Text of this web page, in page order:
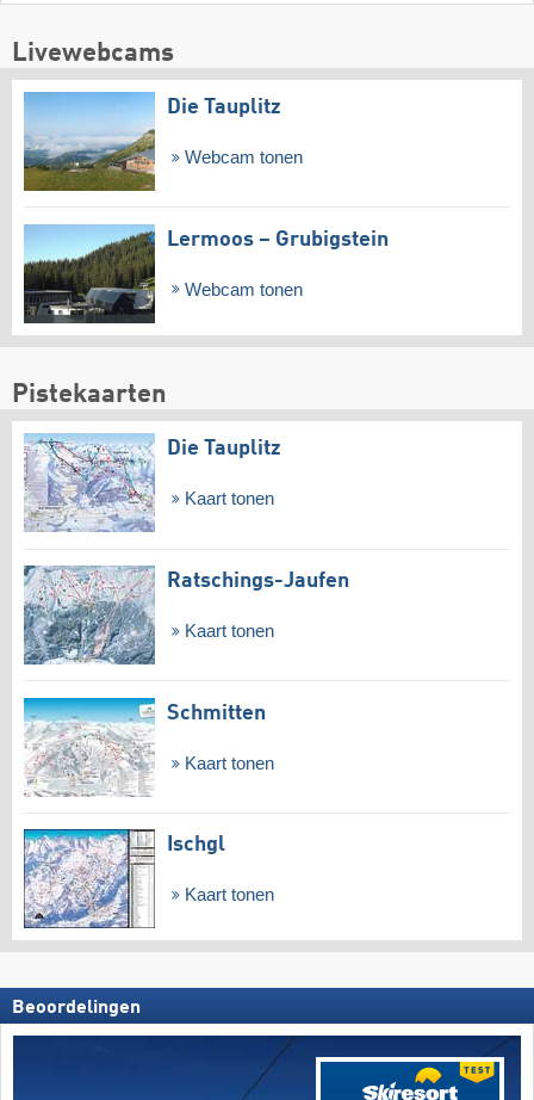
Livewebcams
Die Tauplitz
Webcam tonen
Lermoos – Grubigstein
Webcam tonen
Pistekaarten
Die Tauplitz
Kaart tonen
Ratschings-Jaufen
Kaart tonen
Schmitten
Kaart tonen
Ischgl
Kaart tonen
Beoordelingen